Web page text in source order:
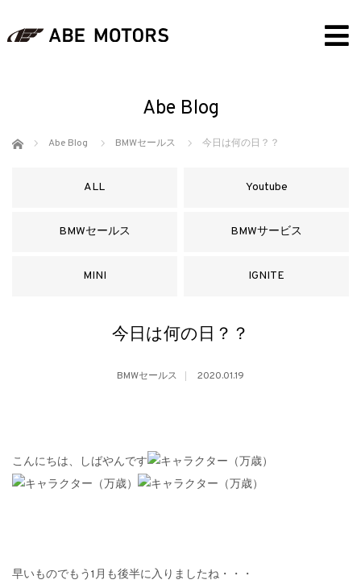
Abe Blog
ホーム Abe Blog BMWセールス 今日は何の日？？
ALL Youtube
BMWセールス BMWサービス
MINI IGNITE
今日は何の日？？
BMWセールス 2020.01.19
こんにちは、しばやんです
早いものでもう1月も後半に入りましたね・・・